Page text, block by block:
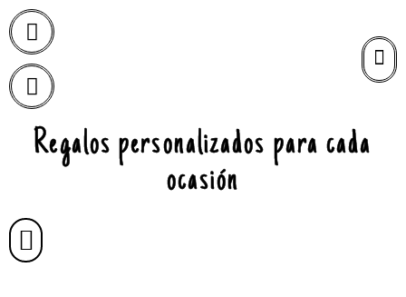
Regalos personalizados para cada
ocasión